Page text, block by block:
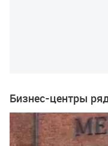
Бизнес-центры